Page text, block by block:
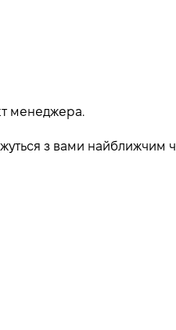
менеджера.
з вами